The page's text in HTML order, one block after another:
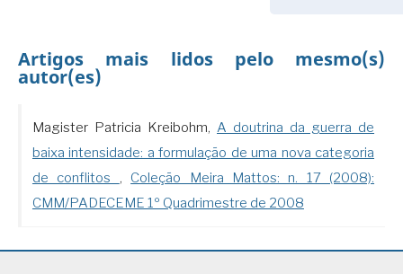
Artigos mais lidos pelo mesmo(s)
autor(es)
Magister Patricia Kreibohm, A doutrina da guerra de
baixa intensidade: a formulação de uma nova categoria
de conflitos , Coleção Meira Mattos: n. 17 (2008):
CMM/PADECEME 1º Quadrimestre de 2008